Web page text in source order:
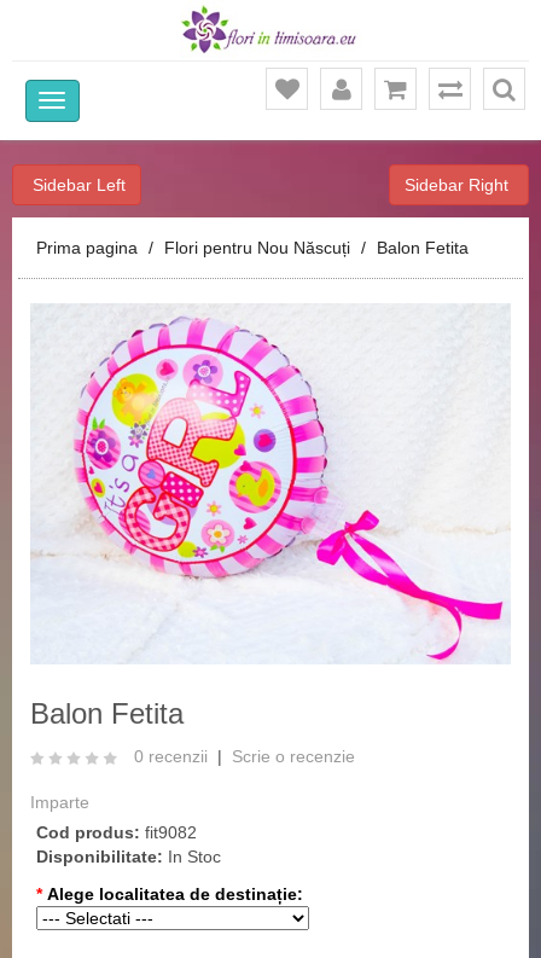
Sidebar Left Sidebar Right
Prima pagina Flori pentru Nou Născuți Balon Fetita
‹
Balon Fetita
0 recenzii | Scrie o recenzie
Imparte
Cod produs: fit9082
Disponibilitate: In Stoc
* Alege localitatea de destinație: